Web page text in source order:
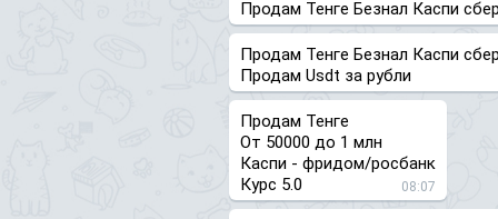
Продам Тенге Безнал Каспи
Продам Тенге Безнал Каспи
Продам Usdt за рубли
Продам Тенге
От 50000 до 1 млн
Каспи - фридом/росбанк
Курс 5.0
08:07